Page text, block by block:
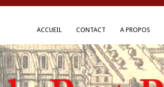
ACCUEIL CONTACT A PROPOS